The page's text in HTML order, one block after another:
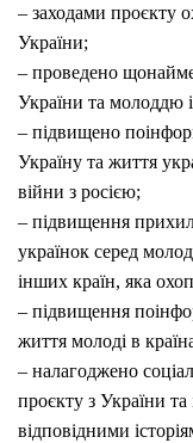
– заходами проєкту
України;
– проведено
України та молоддю
– підвищено
Україну та життя
війни з росією;
– підвищення
українок серед
інших країн, яка
– підвищення
життя молоді в
– налагоджено
проєкту з України
відповідними